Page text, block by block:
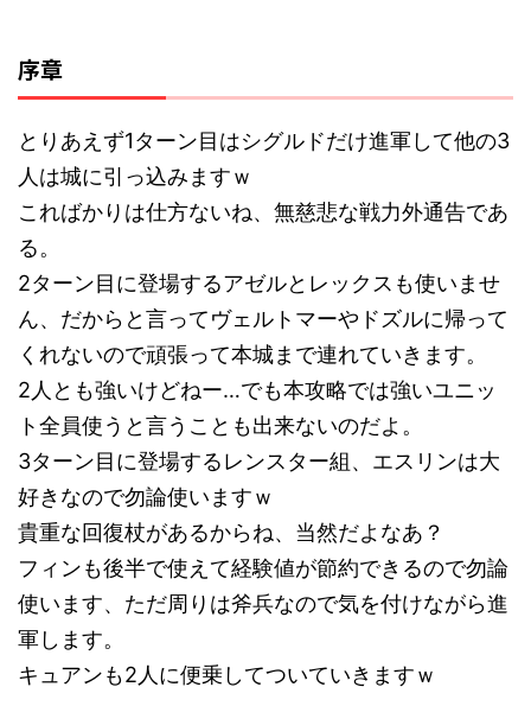
序章
とりあえず1ターン目はシグルドだけ進軍して他の3
人は城に引っ込みますｗ
こればかりは仕方ないね、無慈悲な戦力外通告であ
る。
2ターン目に登場するアゼルとレックスも使いませ
ん、だからと言ってヴェルトマーやドズルに帰って
くれないので頑張って本城まで連れていきます。
2人とも強いけどねー…でも本攻略では強いユニッ
ト全員使うと言うことも出来ないのだよ。
3ターン目に登場するレンスター組、エスリンは大
好きなので勿論使いますｗ
貴重な回復杖があるからね、当然だよなあ？
フィンも後半で使えて経験値が節約できるので勿論
使います、ただ周りは斧兵なので気を付けながら進
軍します。
キュアンも2人に便乗してついていきますｗ